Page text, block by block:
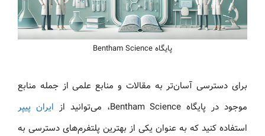
پایگاه Bentham Science
برای دسترسی آسان‌تر به مقالات و منابع علمی از جمله منابع
موجود در پایگاه Bentham Science، می‌توانید از
ایران پیپر
استفاده کنید که به عنوان یکی از بهترین پلتفرم‌های دسترسی به